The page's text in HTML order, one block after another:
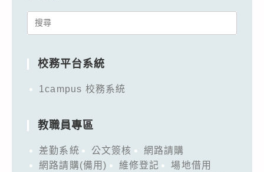
Search
校務平台系統
1campus 校務系統
教職員專區
差勤系統 公文簽核
網路請購
網路請購(備用)
維修登記
場地借用